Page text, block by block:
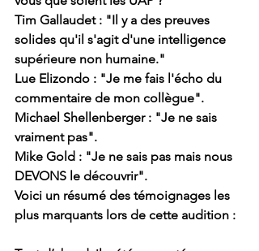
Tim Gallaudet : "Il y a des preuves
solides qu'il s'agit d'une intelligence
supérieure non humaine."
Lue Elizondo : "Je me fais l'écho du
commentaire de mon collègue".
Michael Shellenberger : "Je ne sais
vraiment pas".
Mike Gold : "Je ne sais pas mais nous
DEVONS le découvrir".
Voici un résumé des témoignages les
plus marquants lors de cette audition :